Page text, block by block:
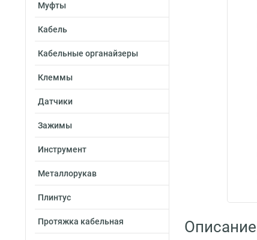
Муфты
Кабель
Кабельные органайзеры
Клеммы
Датчики
Зажимы
Инструмент
Металлорукав
Плинтус
Протяжка кабельная